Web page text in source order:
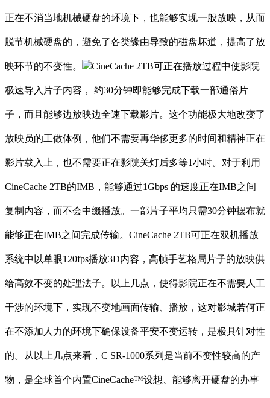
正在不消当地机械硬盘的环境下，也能够实现一般放映，从而
脱节机械硬盘的，避免了各类缘由导致的磁盘坏道，提高了放
映环节的不变性。 CineCache 2TB可正在播放过程中使影院
极速导入片子内容， 约30分钟即能够完成下载一部通俗片
子，而且能够边放映边全速下载影片。这个功能极大地改变了
放映员的工做体例，他们不需要再华侈更多的时间和精神正在
影片载入上，也不需要正在影院关灯后多等1小时。对于利用
CineCache 2TB的IMB，能够通过1Gbps 的速度正在IMB之间
复制内容，而不会中缀播放。一部片子平均只需30分钟摆布就
能够正在IMB之间完成传输。CineCache 2TB可正在双机播放
系统中以单眼120fps播放3D内容，高帧手艺格局片子的放映供
给高效不变的处理法子。以上几点，使得影院正在不需要人工
干涉的环境下，实现不变地画面传输、播放，这对影城若何正
在不添加人力的环境下确保设备平安不变运转，是极具针对性
的。从以上几点来看，C SR-1000系列是当前不变性较高的产
物，是全球首个内置CineCache™设想、能够离开硬盘的办事